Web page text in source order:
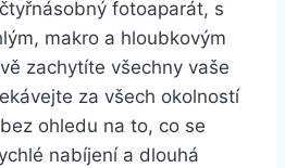
fotoaparát, s
makro a hloubkovým
zachytíte všechny vaše
za všech okolností
ohledu na to, co se
nabíjení a dlouhá